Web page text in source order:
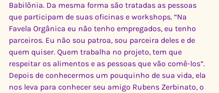
Babilônia. Da mesma forma são tratadas as pessoas
que participam de suas oficinas e workshops. “Na
Favela Orgânica eu não tenho empregados, eu tenho
parceiros. Eu não sou patroa, sou parceira deles e de
quem quiser. Quem trabalha no projeto, tem que
respeitar os alimentos e as pessoas que vão comê-los”.
Depois de conhecermos um pouquinho de sua vida, ela
nos leva para conhecer seu amigo Rubens Zerbinato, o